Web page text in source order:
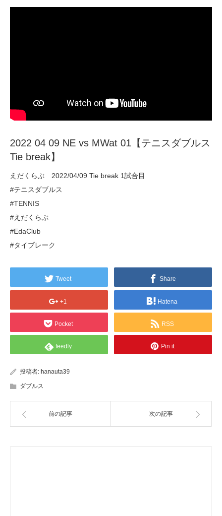
2022 04 09 NE vs MWat 01【テニスダブルス
Tie break】
えだくらぶ 2022/04/09 Tie break 1試合目
#テニスダブルス
#TENNIS
#えだくらぶ
#EdaClub
#タイブレーク
Tweet Share
+1 Hatena
Pocket RSS
feedly Pin it
投稿者: hanauta39
ダブルス
前の記事 次の記事